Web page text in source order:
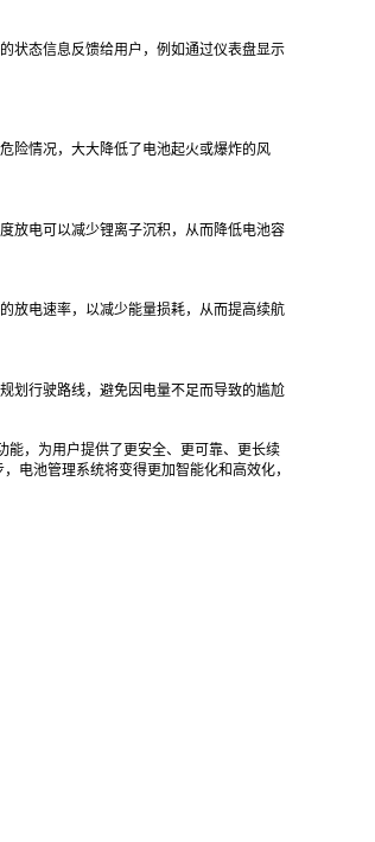
状态信息反馈给用户，例如通过仪表盘显示
险情况，大大降低了电池起火或爆炸的风
放电可以减少锂离子沉积，从而降低电池容
放电速率，以减少能量损耗，从而提高续航
划行驶路线，避免因电量不足而导致的尴尬
能，为用户提供了更安全、更可靠、更长续
电池管理系统将变得更加智能化和高效化，